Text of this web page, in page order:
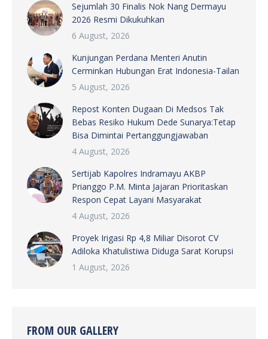
Sejumlah 30 Finalis Nok Nang Dermayu
2026 Resmi Dikukuhkan
6 August, 2026
Kunjungan Perdana Menteri Anutin
Cerminkan Hubungan Erat Indonesia-Tailan
5 August, 2026
Repost Konten Dugaan Di Medsos Tak
Bebas Resiko Hukum Dede Sunarya:Tetap
Bisa Dimintai Pertanggungjawaban
4 August, 2026
Sertijab Kapolres Indramayu AKBP
Prianggo P.M. Minta Jajaran Prioritaskan
Respon Cepat Layani Masyarakat
4 August, 2026
Proyek Irigasi Rp 4,8 Miliar Disorot CV
Adiloka Khatulistiwa Diduga Sarat Korupsi
1 August, 2026
FROM OUR GALLERY